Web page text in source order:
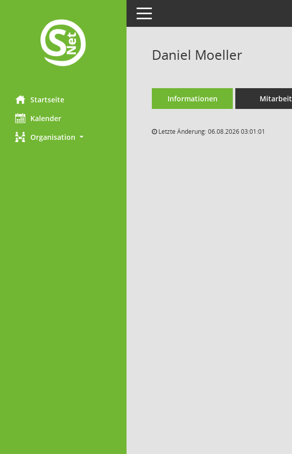
Startseite
Kalender
Organisation
Toggle navigation
Daniel Moeller
Informationen Mitarbeit
Letzte Änderung: 06.08.2026 03:01:01